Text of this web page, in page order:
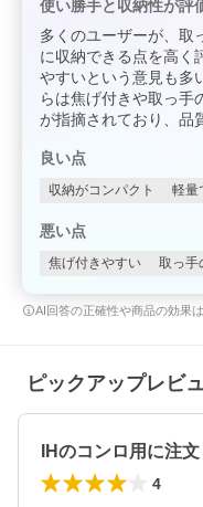
使い勝手と収納性が評
多くのユーザーが、取
に収納できる点を高く
やすいという意見も多
らは焦げ付きや取っ手
が指摘されており、品
良い点
収納がコンパクト 軽量
悪い点
焦げ付きやすい 取っ手
AI回答の正確性や商品の効果
ピックアップレビ
4